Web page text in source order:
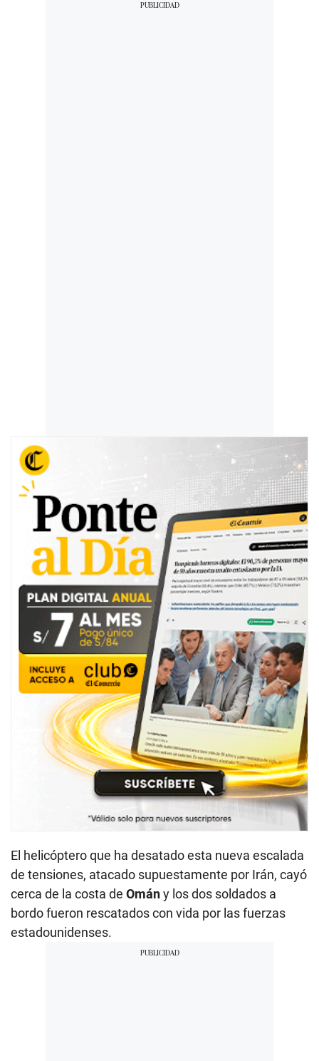
El helicóptero que ha desatado esta nueva escalada
de tensiones, atacado supuestamente por Irán, cayó
cerca de la costa de Omány los dos soldados a
bordo fueron rescatados con vida por las fuerzas
estadounidenses.